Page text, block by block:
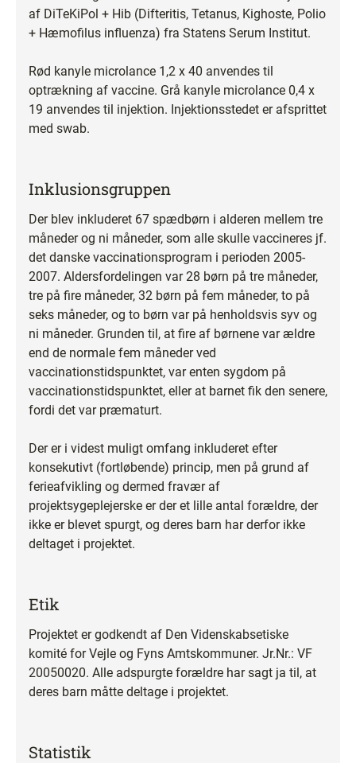
af DiTeKiPol + Hib (Difteritis, Tetanus, Kighoste, Polio
+ Hæmofilus influenza) fra Statens Serum Institut.
Rød kanyle microlance 1,2 x 40 anvendes til
optrækning af vaccine. Grå kanyle microlance 0,4 x
19 anvendes til injektion. Injektionsstedet er afsprittet
med swab.
Inklusionsgruppen
Der blev inkluderet 67 spædbørn i alderen mellem tre
måneder og ni måneder, som alle skulle vaccineres jf.
det danske vaccinationsprogram i perioden 2005-
2007. Aldersfordelingen var 28 børn på tre måneder,
tre på fire måneder, 32 børn på fem måneder, to på
seks måneder, og to børn var på henholdsvis syv og
ni måneder. Grunden til, at fire af børnene var ældre
end de normale fem måneder ved
vaccinationstidspunktet, var enten sygdom på
vaccinationstidspunktet, eller at barnet fik den senere,
fordi det var præmaturt.
Der er i videst muligt omfang inkluderet efter
konsekutivt (fortløbende) princip, men på grund af
ferieafvikling og dermed fravær af
projektsygeplejerske er der et lille antal forældre, der
ikke er blevet spurgt, og deres barn har derfor ikke
deltaget i projektet.
Etik
Projektet er godkendt af Den Videnskabsetiske
komité for Vejle og Fyns Amtskommuner. Jr.Nr.: VF
20050020. Alle adspurgte forældre har sagt ja til, at
deres barn måtte deltage i projektet.
Statistik